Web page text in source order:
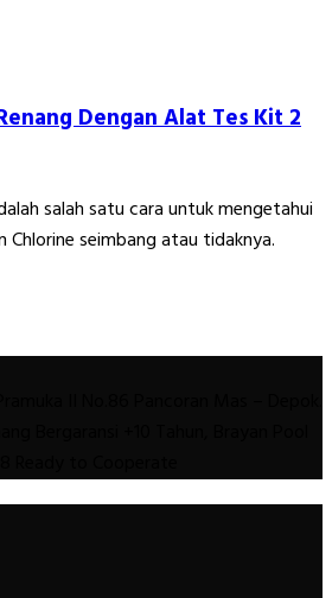
Dengan Alat Tes Kit 2
salah satu cara untuk mengetahui
Chlorine seimbang atau tidaknya.